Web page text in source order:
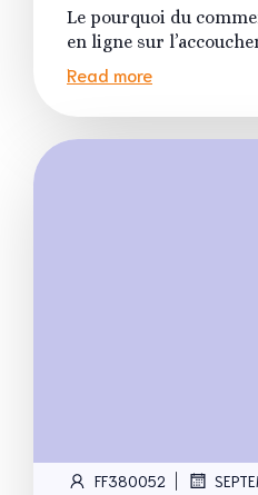
Le pourquoi du
en ligne sur
Read more
FF380052 |